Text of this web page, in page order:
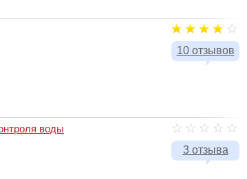
10 отзывов
3 отзыва
воды